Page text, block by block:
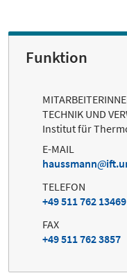
Funktion
TECHNIK UND
Institut für
E-MAIL
haussmann
TELEFON
+49 511 762 13469
FAX
+49 511 762 3857